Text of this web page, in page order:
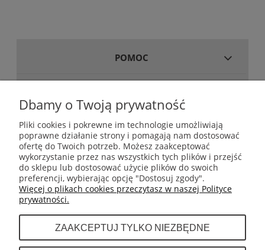
POMOC
MOJE KONTO
GWARANCJA I ZWROTY
INFORMACJE
O NAS
Dbamy o Twoją prywatność
Pliki cookies i pokrewne im technologie umożliwiają
poprawne działanie strony i pomagają nam dostosować
ofertę do Twoich potrzeb. Możesz zaakceptować
wykorzystanie przez nas wszystkich tych plików i przejść
do sklepu lub dostosować użycie plików do swoich
preferencji, wybierając opcję "Dostosuj zgody".
Więcej o plikach cookies przeczytasz w naszej Polityce
prywatności.
ZAAKCEPTUJ TYLKO NIEZBĘDNE